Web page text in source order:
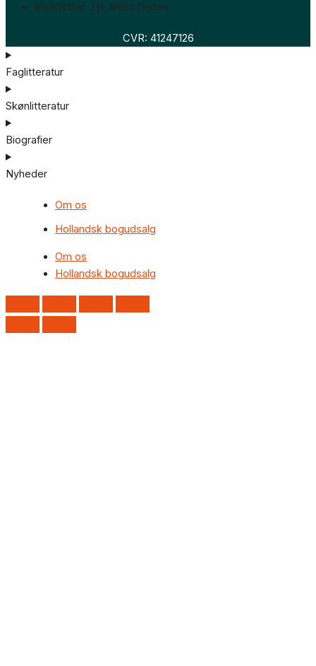
Marktoften 7H, 8464 Galten
CVR: 41247126
Faglitteratur
Skønlitteratur
Biografier
Nyheder
Om os
Hollandsk bogudsalg
Om os
Hollandsk bogudsalg